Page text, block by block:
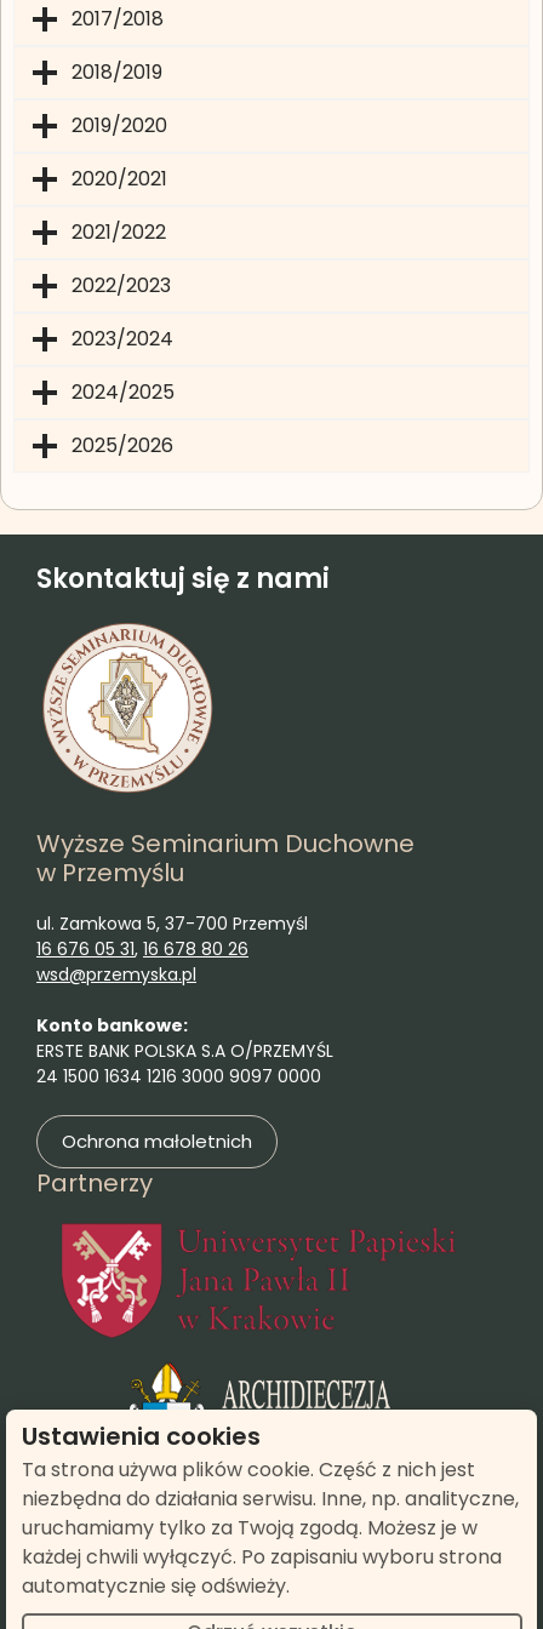
2017/2018
2018/2019
2019/2020
2020/2021
2021/2022
2022/2023
2023/2024
2024/2025
2025/2026
Skontaktuj się z nami
Wyższe Seminarium Duchowne
w Przemyślu
ul. Zamkowa 5, 37-700 Przemyśl
16 676 05 31, 16 678 80 26
wsd@przemyska.pl
Konto bankowe:
ERSTE BANK POLSKA S.A O/PRZEMYŚL
24 1500 1634 1216 3000 9097 0000
Ochrona małoletnich
Partnerzy
(otwiera się w
Ustawienia cookies
Ta strona używa plików cookie. Część z nich jest
niezbędna do działania serwisu. Inne, np. analityczne,
uruchamiamy tylko za Twoją zgodą. Możesz je w
każdej chwili wyłączyć. Po zapisaniu wyboru strona
automatycznie się odświeży.